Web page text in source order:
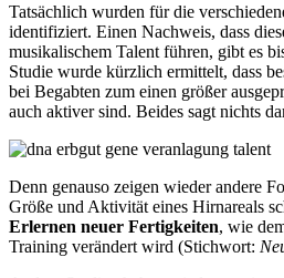
Tatsächlich wurden für die
identifiziert. Einen Nachweis, dass
musikalischem Talent führen, gibt es
Studie wurde kürzlich ermittelt, dass
bei Begabten zum einen größer
auch aktiver sind. Beides sagt nichts
Denn genauso zeigen wieder andere
Größe und Aktivität eines Hirnareals
Erlernen neuer Fertigkeiten, wie
Training verändert wird (Stichwort: